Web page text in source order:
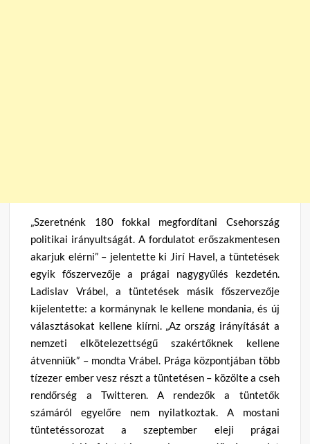
„Szeretnénk 180 fokkal megfordítani Csehország
politikai irányultságát. A fordulatot erőszakmentesen
akarjuk elérni” – jelentette ki Jirí Havel, a tüntetések
egyik főszervezője a prágai nagygyűlés kezdetén.
Ladislav Vrábel, a tüntetések másik főszervezője
kijelentette: a kormánynak le kellene mondania, és új
választásokat kellene kiírni. „Az ország irányítását a
nemzeti elkötelezettségű szakértőknek kellene
átvenniük” – mondta Vrábel. Prága központjában több
tízezer ember vesz részt a tüntetésen – közölte a cseh
rendőrség a Twitteren. A rendezők a tüntetők
számáról egyelőre nem nyilatkoztak. A mostani
tüntetéssorozat a szeptember eleji prágai